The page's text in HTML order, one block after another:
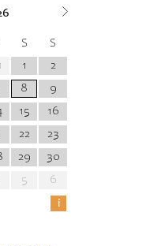
S
S
1
2
8
9
15
16
22
23
29
30
5
6
i